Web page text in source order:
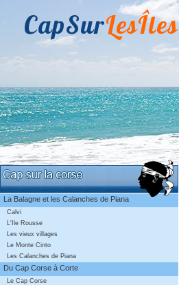
CapSurLesÎles
La Balagne et les Calanches de Piana
Calvi
L'Ile Rousse
Les vieux villages
Le Monte Cinto
Les Calanches de Piana
Du Cap Corse à Corte
Le Cap Corse